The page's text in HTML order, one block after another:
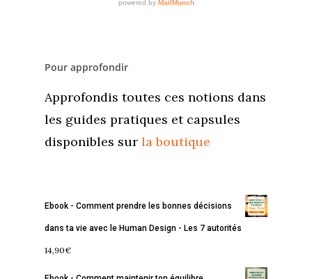
Pour approfondir
Approfondis toutes ces notions dans
les guides pratiques et capsules
disponibles sur la boutique
Ebook - Comment prendre les bonnes décisions
dans ta vie avec le Human Design - Les 7 autorités
14,90€